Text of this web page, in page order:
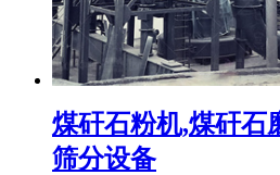
煤矸石粉机,煤矸石
筛分设备